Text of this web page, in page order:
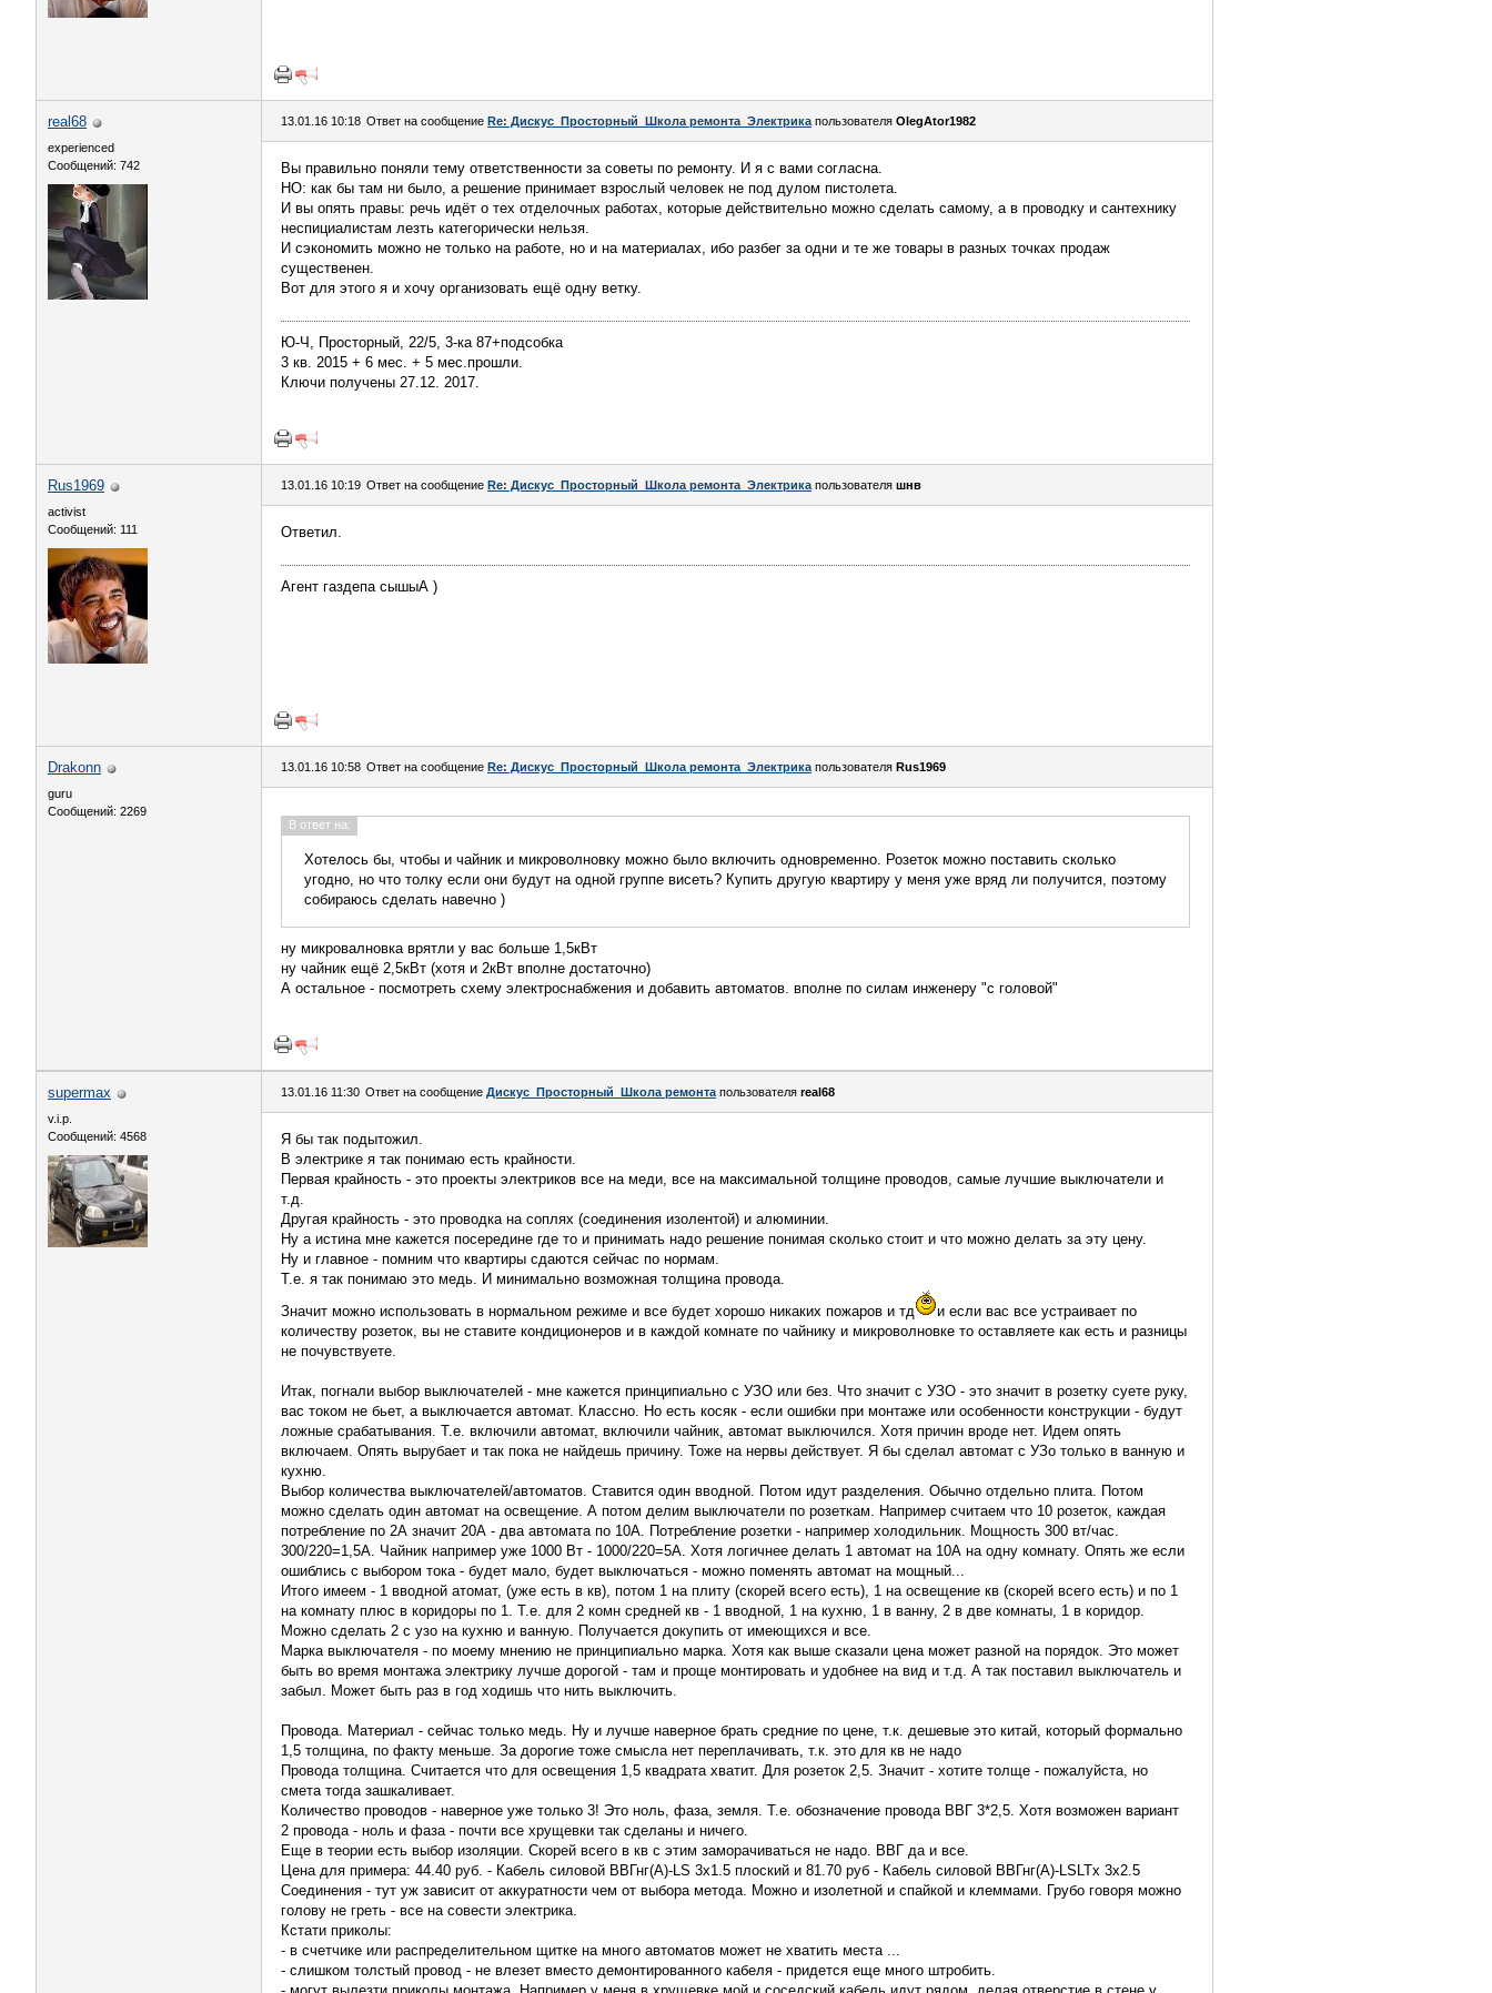
real68
experienced
Сообщений: 742
13.01.16 10:18 Ответ на сообщение Re: Дискус_Просторный_Школа ремонта_Электрика пользователя OlegAtor1982
Вы правильно поняли тему ответственности за советы по ремонту. И я с вами согласна.
НО: как бы там ни было, а решение принимает взрослый человек не под дулом пистолета.
И вы опять правы: речь идёт о тех отделочных работах, которые действительно можно сделать самому, а в проводку и сантехнику
неспициалистам лезть категорически нельзя.
И сэкономить можно не только на работе, но и на материалах, ибо разбег за одни и те же товары в разных точках продаж
существенен.
Вот для этого я и хочу организовать ещё одну ветку.
Ю-Ч, Просторный, 22/5, 3-ка 87+подсобка
3 кв. 2015 + 6 мес. + 5 мес.прошли.
Ключи получены 27.12. 2017.
Rus1969
activist
Сообщений: 111
13.01.16 10:19 Ответ на сообщение Re: Дискус_Просторный_Школа ремонта_Электрика пользователя шнв
Ответил.
Агент газдепа сышыА )
Drakonn
guru
Сообщений: 2269
13.01.16 10:58 Ответ на сообщение Re: Дискус_Просторный_Школа ремонта_Электрика пользователя Rus1969
В ответ на:
Хотелось бы, чтобы и чайник и микроволновку можно было включить одновременно. Розеток можно поставить сколько
угодно, но что толку если они будут на одной группе висеть? Купить другую квартиру у меня уже вряд ли получится, поэтому
собираюсь сделать навечно )
ну микровалновка врятли у вас больше 1,5кВт
ну чайник ещё 2,5кВт (хотя и 2кВт вполне достаточно)
А остальное - посмотреть схему электроснабжения и добавить автоматов. вполне по силам инженеру "с головой"
supermax
v.i.p.
Сообщений: 4568
13.01.16 11:30 Ответ на сообщение Дискус_Просторный_Школа ремонта пользователя real68
Я бы так подытожил.
В электрике я так понимаю есть крайности.
Первая крайность - это проекты электриков все на меди, все на максимальной толщине проводов, самые лучшие выключатели и
т.д.
Другая крайность - это проводка на соплях (соединения изолентой) и алюминии.
Ну а истина мне кажется посередине где то и принимать надо решение понимая сколько стоит и что можно делать за эту цену.
Ну и главное - помним что квартиры сдаются сейчас по нормам.
Т.е. я так понимаю это медь. И минимально возможная толщина провода.
Значит можно использовать в нормальном режиме и все будет хорошо никаких пожаров и тд
и если вас все устраивает по
количеству розеток, вы не ставите кондиционеров и в каждой комнате по чайнику и микроволновке то оставляете как есть и разницы
не почувствуете.
Итак, погнали выбор выключателей - мне кажется принципиально с УЗО или без. Что значит с УЗО - это значит в розетку суете руку,
вас током не бьет, а выключается автомат. Классно. Но есть косяк - если ошибки при монтаже или особенности конструкции - будут
ложные срабатывания. Т.е. включили автомат, включили чайник, автомат выключился. Хотя причин вроде нет. Идем опять
включаем. Опять вырубает и так пока не найдешь причину. Тоже на нервы действует. Я бы сделал автомат с УЗо только в ванную и
кухню.
Выбор количества выключателей/автоматов. Ставится один вводной. Потом идут разделения. Обычно отдельно плита. Потом
можно сделать один автомат на освещение. А потом делим выключатели по розеткам. Например считаем что 10 розеток, каждая
потребление по 2А значит 20А - два автомата по 10А. Потребление розетки - например холодильник. Мощность 300 вт/час.
300/220=1,5А. Чайник например уже 1000 Вт - 1000/220=5А. Хотя логичнее делать 1 автомат на 10А на одну комнату. Опять же если
ошиблись с выбором тока - будет мало, будет выключаться - можно поменять автомат на мощный...
Итого имеем - 1 вводной атомат, (уже есть в кв), потом 1 на плиту (скорей всего есть), 1 на освещение кв (скорей всего есть) и по 1
на комнату плюс в коридоры по 1. Т.е. для 2 комн средней кв - 1 вводной, 1 на кухню, 1 в ванну, 2 в две комнаты, 1 в коридор.
Можно сделать 2 с узо на кухню и ванную. Получается докупить от имеющихся и все.
Марка выключателя - по моему мнению не принципиально марка. Хотя как выше сказали цена может разной на порядок. Это может
быть во время монтажа электрику лучше дорогой - там и проще монтировать и удобнее на вид и т.д. А так поставил выключатель и
забыл. Может быть раз в год ходишь что нить выключить.
Провода. Материал - сейчас только медь. Ну и лучше наверное брать средние по цене, т.к. дешевые это китай, который формально
1,5 толщина, по факту меньше. За дорогие тоже смысла нет переплачивать, т.к. это для кв не надо
Провода толщина. Считается что для освещения 1,5 квадрата хватит. Для розеток 2,5. Значит - хотите толще - пожалуйста, но
смета тогда зашкаливает.
Количество проводов - наверное уже только 3! Это ноль, фаза, земля. Т.е. обозначение провода ВВГ 3*2,5. Хотя возможен вариант
2 провода - ноль и фаза - почти все хрущевки так сделаны и ничего.
Еще в теории есть выбор изоляции. Скорей всего в кв с этим заморачиваться не надо. ВВГ да и все.
Цена для примера: 44.40 руб. - Кабель силовой ВВГнг(А)-LS 3х1.5 плоский и 81.70 руб - Кабель силовой ВВГнг(А)-LSLTx 3х2.5
Соединения - тут уж зависит от аккуратности чем от выбора метода. Можно и изолетной и спайкой и клеммами. Грубо говоря можно
голову не греть - все на совести электрика.
Кстати приколы:
- в счетчике или распределительном щитке на много автоматов может не хватить места ...
- слишком толстый провод - не влезет вместо демонтированного кабеля - придется еще много штробить.